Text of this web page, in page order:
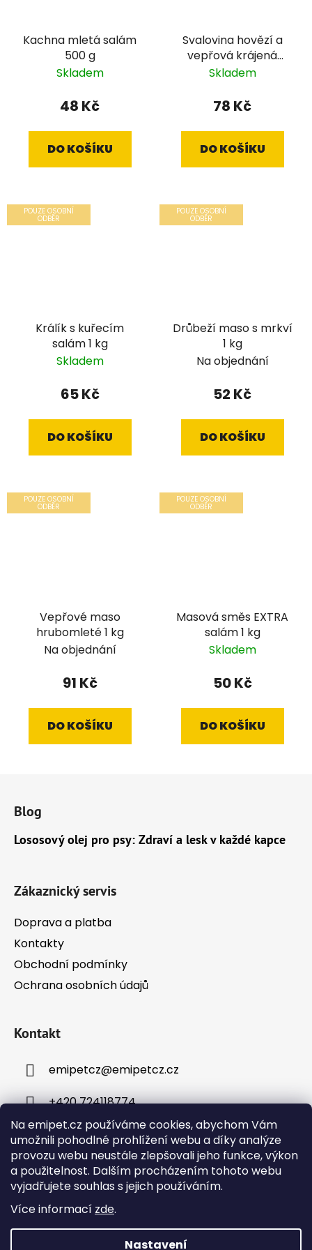
Na emipet.cz používáme cookies, abychom Vám
umožnili pohodlné prohlížení webu a díky analýze
provozu webu neustále zlepšovali jeho funkce, výkon
a použitelnost. Dalším procházením tohoto webu
vyjadřujete souhlas s jejich používáním.
Více informací zde.
Nastavení
Kachna mletá salám
500 g
Skladem
48 Kč
DO KOŠÍKU
Svalovina hovězí a
vepřová krájená
salám 700 g
Skladem
78 Kč
DO KOŠÍKU
POUZE OSOBNÍ
ODBĚR
Králík s kuřecím
salám 1 kg
Skladem
65 Kč
DO KOŠÍKU
POUZE OSOBNÍ
ODBĚR
Drůbeží maso s mrkví
1 kg
Na objednání
52 Kč
DO KOŠÍKU
POUZE OSOBNÍ
ODBĚR
Vepřové maso
hrubomleté 1 kg
Na objednání
91 Kč
DO KOŠÍKU
POUZE OSOBNÍ
ODBĚR
Masová směs EXTRA
salám 1 kg
Skladem
50 Kč
DO KOŠÍKU
Blog
Lososový olej pro psy: Zdraví a lesk v každé kapce
Zákaznický servis
Doprava a platba
Kontakty
Obchodní podmínky
Ochrana osobních údajů
Kontakt
emipetcz@emipetcz.cz
+420 724118774
Instagram